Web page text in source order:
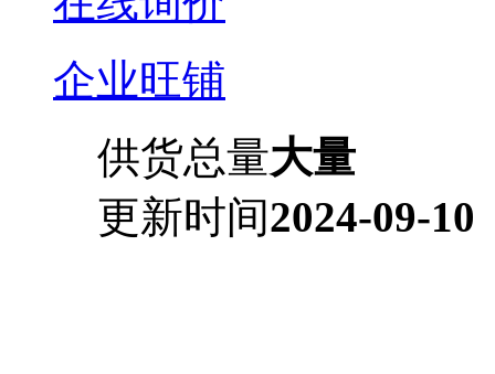
企业旺铺
供货总量大量
更新时间2024-09-10